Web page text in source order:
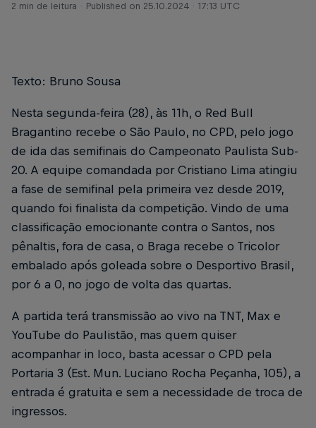
2 min de leitura
Published on 25.10.2024 · 17:13 UTC
Texto: Bruno Sousa
Nesta segunda-feira (28), às 11h, o Red Bull
Bragantino recebe o São Paulo, no CPD, pelo jogo
de ida das semifinais do Campeonato Paulista Sub-
20. A equipe comandada por Cristiano Lima atingiu
a fase de semifinal pela primeira vez desde 2019,
quando foi finalista da competição. Vindo de uma
classificação emocionante contra o Santos, nos
pênaltis, fora de casa, o Braga recebe o Tricolor
embalado após goleada sobre o Desportivo Brasil,
por 6 a 0, no jogo de volta das quartas.
A partida terá transmissão ao vivo na TNT, Max e
YouTube do Paulistão, mas quem quiser
acompanhar in loco, basta acessar o CPD pela
Portaria 3 (Est. Mun. Luciano Rocha Peçanha, 105), a
entrada é gratuita e sem a necessidade de troca de
ingressos.